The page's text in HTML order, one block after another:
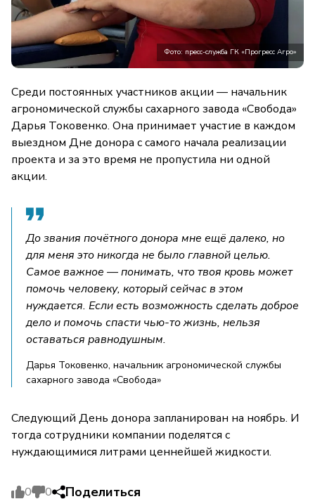
Фото: пресс-служба ГК «Прогресс Агро»
Среди постоянных участников акции — начальник
агрономической службы сахарного завода «Свобода»
Дарья Токовенко. Она принимает участие в каждом
выездном Дне донора с самого начала реализации
проекта и за это время не пропустила ни одной
акции.
До звания почётного донора мне ещё далеко, но
для меня это никогда не было главной целью.
Самое важное — понимать, что твоя кровь может
помочь человеку, который сейчас в этом
нуждается. Если есть возможность сделать доброе
дело и помочь спасти чью-то жизнь, нельзя
оставаться равнодушным.
Дарья Токовенко, начальник агрономической службы
сахарного завода «Свобода»
Следующий День донора запланирован на ноябрь. И
тогда сотрудники компании поделятся с
нуждающимися литрами ценнейшей жидкости.
0 0 Поделиться